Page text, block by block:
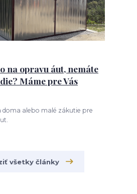
na opravu áut, nemáte
Máme pre Vás
doma alebo malé zákutie pre
všetky články